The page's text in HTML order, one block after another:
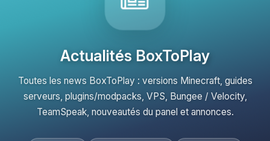
Actualités BoxToPlay
Toutes les news BoxToPlay : versions Minecraft, guides
serveurs, plugins/modpacks, VPS, Bungee / Velocity,
TeamSpeak, nouveautés du panel et annonces.